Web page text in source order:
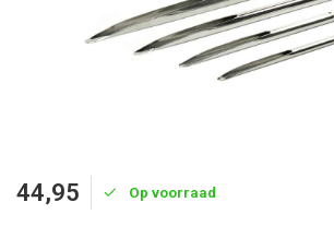
44,95 Op voorraad